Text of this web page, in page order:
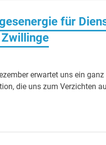
für
erwartet uns ein
die uns zum Verzichten